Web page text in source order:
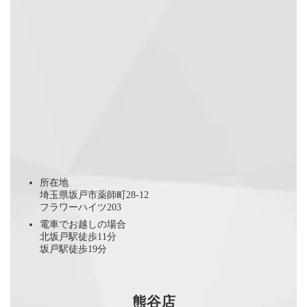
所在地
埼玉県坂戸市薬師町28-12
フラワーハイツ203
電車でお越しの場合
北坂戸駅徒歩11分
坂戸駅徒歩19分
熊谷店